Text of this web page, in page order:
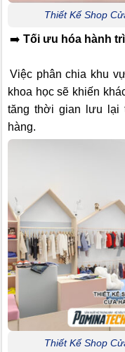
Thiết Kế Shop
➡️ Tối ưu hóa hành
Việc phân chia khu
khoa học sẽ khiến
tăng thời gian lưu lại
hàng.
Thiết Kế Shop